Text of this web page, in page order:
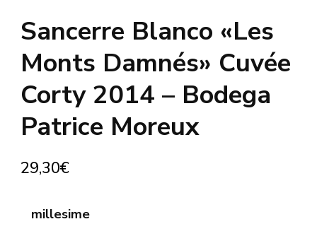
Sancerre Blanco «Les
Monts Damnés» Cuvée
Corty 2014 – Bodega
Patrice Moreux
29,30€
millesime